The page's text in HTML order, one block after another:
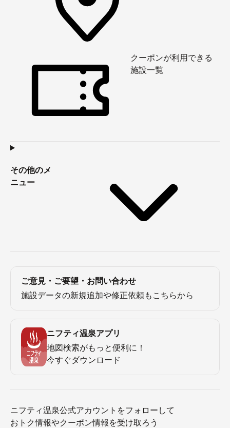
クーポンが利用できる
施設一覧
その他のメ
ニュー
ご意見・ご要望・お問い合わせ
施設データの新規追加や修正依頼もこちらから
ニフティ温泉アプリ
地図検索がもっと便利に！
今すぐダウンロード
ニフティ温泉公式アカウントをフォローして
おトク情報やクーポン情報を受け取ろう